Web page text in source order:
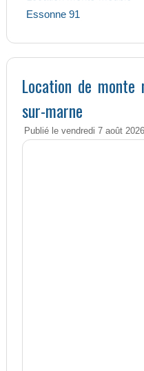
Essonne 91
Location de monte
sur-marne
Publié le vendredi 7 août